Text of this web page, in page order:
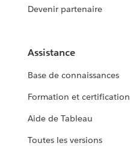
Devenir partenaire
Assistance
Base de connaissances
Formation et certification
Aide de Tableau
Toutes les versions